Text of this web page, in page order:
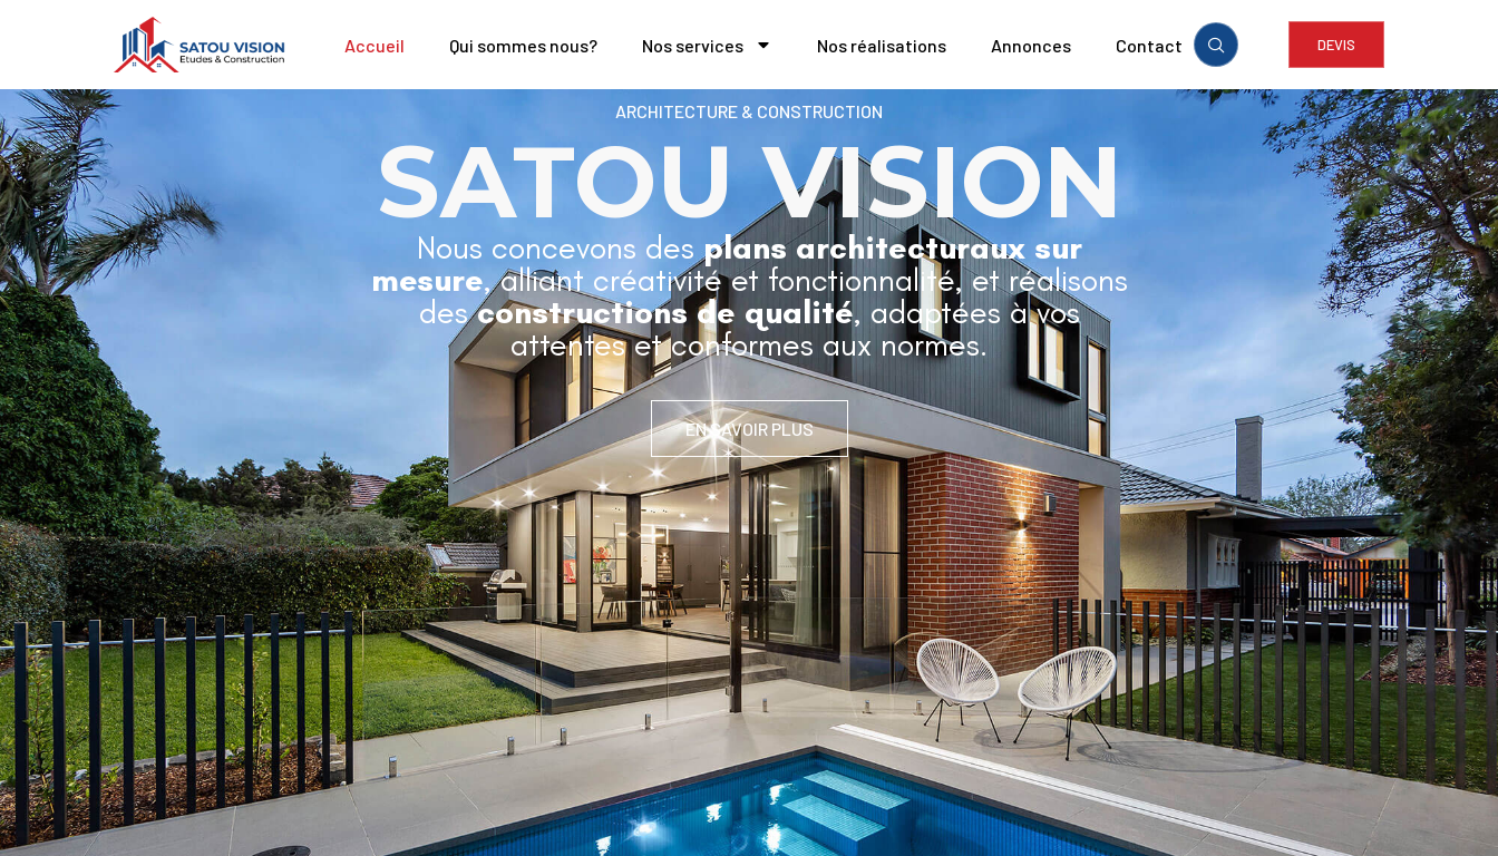
Accueil Qui sommes nous? Nos services Nos réalisations Annonces Contact DEVIS
ARCHITECTURE & CONSTRUCTION
SATOU VISION
Nous concevons desplans architecturaux sur
mesure, alliant créativité et fonctionnalité, et réalisons
desconstructions de qualité, adaptées à vos
attentes et conformes aux normes.
EN SAVOIR PLUS